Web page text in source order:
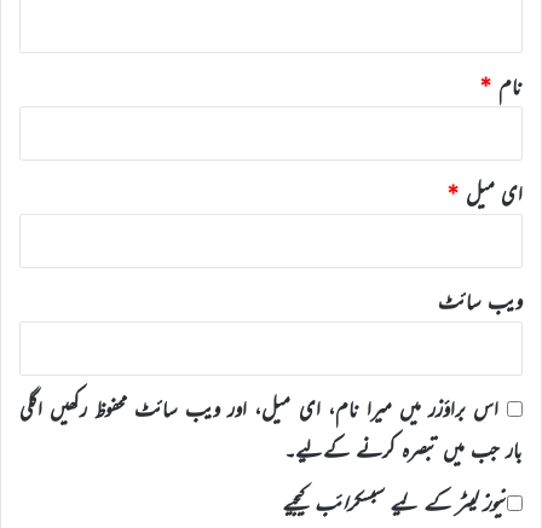
نام *
ای میل *
ویب‌ سائٹ
اس براؤزر میں میرا نام، ای میل، اور ویب سائٹ محفوظ رکھیں اگلی
بار جب میں تبصرہ کرنے کےلیے۔
نیوز لیٹر کے لیے سبسکرائب کیجیے